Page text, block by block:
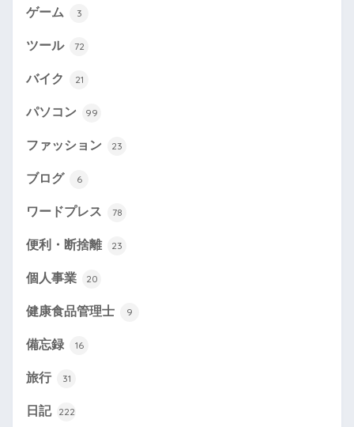
ゲーム 3
ツール 72
バイク 21
パソコン 99
ファッション 23
ブログ 6
ワードプレス 78
便利・断捨離 23
個人事業 20
健康食品管理士 9
備忘録 16
旅行 31
日記 222